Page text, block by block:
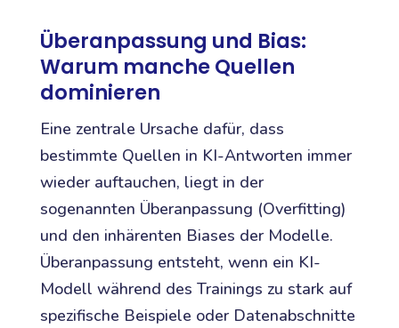
Überanpassung und Bias:
Warum manche Quellen
dominieren
Eine zentrale Ursache dafür, dass
bestimmte Quellen in KI-Antworten immer
wieder auftauchen, liegt in der
sogenannten Überanpassung (Overfitting)
und den inhärenten Biases der Modelle.
Überanpassung entsteht, wenn ein KI-
Modell während des Trainings zu stark auf
spezifische Beispiele oder Datenabschnitte